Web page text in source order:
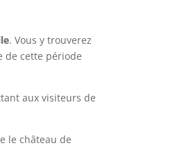
. Vous y trouverez
de cette période
aux visiteurs de
le château de